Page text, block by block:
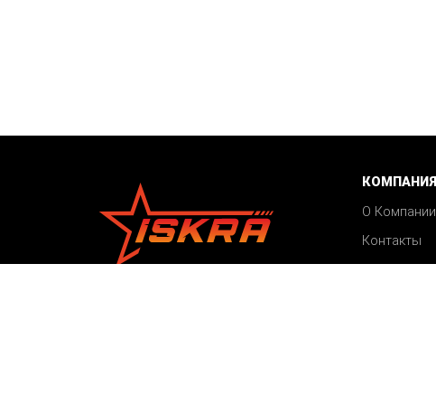
КОМПАНИЯ
О Компании
Контакты